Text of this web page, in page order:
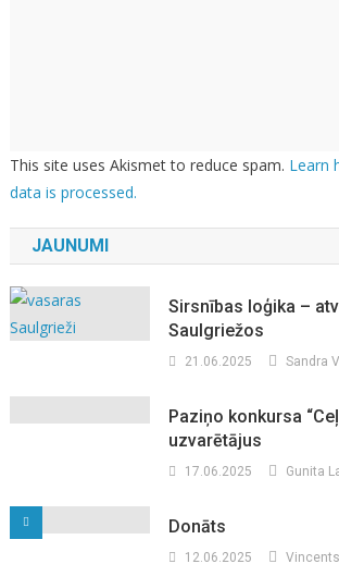
This site uses Akismet to reduce spam. Learn
data is processed.
JAUNUMI
Sirsnības loģika –
Saulgriežos
21.06.2025 Sandra
Paziņo konkursa
uzvarētājus
17.06.2025 Gunita
Donāts
12.06.2025